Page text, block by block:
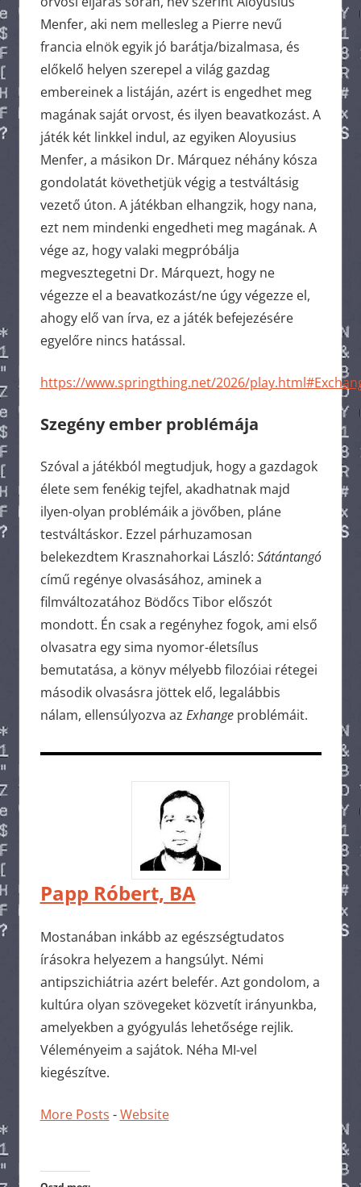
Menfer, aki nem mellesleg a Pierre nevű
francia elnök egyik jó barátja/bizalmasa, és
előkelő helyen szerepel a világ gazdag
embereinek a listáján, azért is engedhet meg
magának saját orvost, és ilyen beavatkozást. A
játék két linkkel indul, az egyiken Aloyusius
Menfer, a másikon Dr. Márquez néhány kósza
gondolatát követhetjük végig a testváltásig
vezető úton. A játékban elhangzik, hogy nana,
ezt nem mindenki engedheti meg magának. A
vége az, hogy valaki megpróbálja
megvesztegetni Dr. Márquezt, hogy ne
végezze el a beavatkozást/ne úgy végezze el,
ahogy elő van írva, ez a játék befejezésére
egyelőre nincs hatással.
https://www.springthing.net/2026/
Szegény ember problémája
Szóval a játékból megtudjuk, hogy a gazdagok
élete sem fenékig tejfel, akadhatnak majd
ilyen-olyan problémáik a jövőben, pláne
testváltáskor. Ezzel párhuzamosan
belekezdtem Krasznahorkai László: Sátántangó
című regénye olvasásához, aminek a
filmváltozatához Bödőcs Tibor előszót
mondott. Én csak a regényhez fogok, ami első
olvasatra egy sima nyomor-életsílus
bemutatása, a könyv mélyebb filozóiai rétegei
második olvasásra jöttek elő, legalábbis
nálam, ellensúlyozva az Exhange problémáit.
Papp Róbert, BA
Mostanában inkább az egészségtudatos
írásokra helyezem a hangsúlyt. Némi
antipszichiátria azért belefér. Azt gondolom, a
kultúra olyan szövegeket közvetít irányunkba,
amelyekben a gyógyulás lehetősége rejlik.
Véleményeim a sajátok. Néha MI-vel
kiegészítve.
More Posts -Website